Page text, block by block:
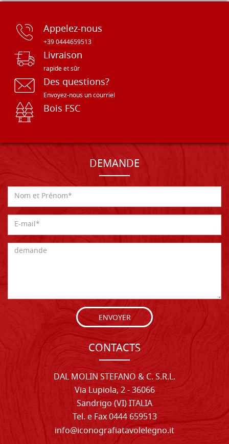
Appelez-nous
+39 0444659513
Livraison
rapide et sûr
Des questions?
Envoyez-nous un courriel
Bois FSC
DEMANDE
ENVOYER
CONTACTS
DAL MOLIN STEFANO & C. S.R.L.
Via Lupiola, 2 - 36066
Sandrigo (VI) ITALIA
Tel. e Fax 0444 659513
info@iconografiatavolelegno.it